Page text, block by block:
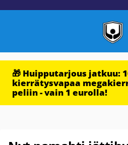
🎁 Huipputarjous jatkuu:
kierrätysvapaa
peliin - vain 1 eurolla!